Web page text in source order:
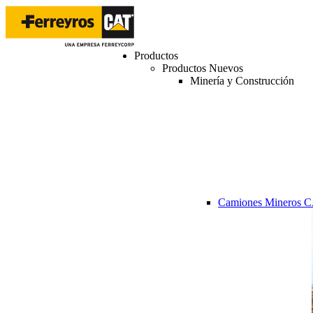
Productos
Productos Nuevos
Minería y Construcción
Camiones Mineros